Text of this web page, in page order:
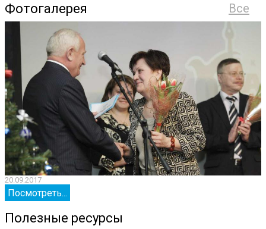
Все
Фотогалерея
20.09.2017
Посмотреть...
Полезные ресурсы